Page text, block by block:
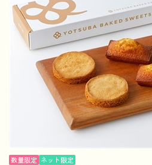
数量限定 ネット限定